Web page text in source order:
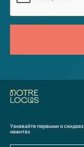
Узнавайте первыми о
ивентах